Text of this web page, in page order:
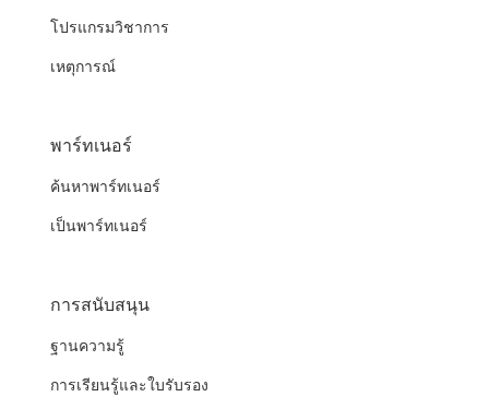
โปรแกรมวิชาการ
เหตุการณ์
พาร์ทเนอร์
ค้นหาพาร์ทเนอร์
เป็นพาร์ทเนอร์
การสนับสนุน
ฐานความรู้
การเรียนรู้และใบรับรอง